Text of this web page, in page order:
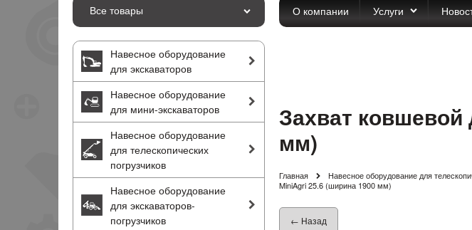
Все товары О компании Услуги
Навесное оборудование
для экскаваторов
Навесное оборудование
для мини-экскаваторов
Навесное оборудование
для телескопических
погрузчиков
Навесное оборудование
для экскаваторов-
погрузчиков
Захват
мм)
Главная Навесное оборудование для
MiniAgri 25.6 (ширина 1900 мм)
← Назад